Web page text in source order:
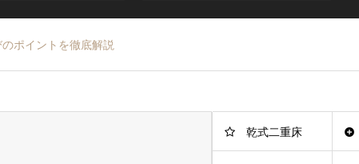
ポイントを徹底解説
乾式二重床